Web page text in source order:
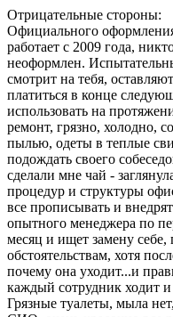
Отрицательные стороны:
Официального
работает с 2009 года,
неоформлен.
смотрит на тебя,
платиться в конце
использовать на
ремонт, грязно, холодно,
пылью, одеты в теплые
подождать своего
сделали мне чай -
процедур и структуры
все прописывать и
опытного менеджера по
месяц и ищет замену
обстоятельствам, хотя
почему она уходит...и
каждый сотрудник ходит
Грязные туалеты, мыла